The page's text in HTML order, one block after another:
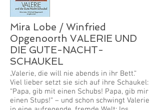
Mira Lobe / Winfried
Opgenoorth VALERIE UND
DIE GUTE-NACHT-
SCHAUKEL
„Valerie, die will nie abends in ihr Bett.“
Viel lieber setzt sie sich auf ihre Schaukel:
“Papa, gib mit einen Schubs! Papa, gib mir
einen Stups!“ – und schon schwingt Valerie